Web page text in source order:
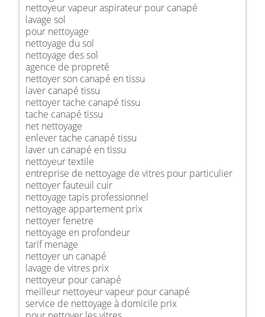
nettoyeur vapeur aspirateur pour canapé
lavage sol
pour nettoyage
nettoyage du sol
nettoyage des sol
agence de propreté
nettoyer son canapé en tissu
laver canapé tissu
nettoyer tache canapé tissu
tache canapé tissu
net nettoyage
enlever tache canapé tissu
laver un canapé en tissu
nettoyeur textile
entreprise de nettoyage de vitres pour particulier
nettoyer fauteuil cuir
nettoyage tapis professionnel
nettoyage appartement prix
nettoyer fenetre
nettoyage en profondeur
tarif menage
nettoyer un canapé
lavage de vitres prix
nettoyeur pour canapé
meilleur nettoyeur vapeur pour canapé
service de nettoyage à domicile prix